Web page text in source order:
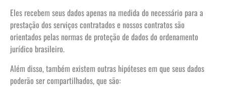
Eles recebem seus dados apenas na medida do necessário para a
prestação dos serviços contratados e nossos contratos são
orientados pelas normas de proteção de dados do ordenamento
jurídico brasileiro.
Além disso, também existem outras hipóteses em que seus dados
poderão ser compartilhados, que são: